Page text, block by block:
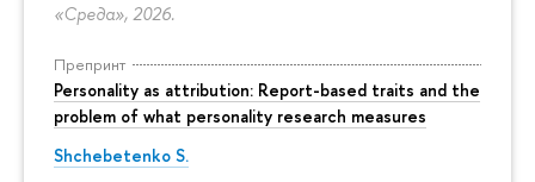
«Среда», 2026.
Препринт
Personality as attribution: Report-based traits and the
problem of what personality research measures
Shchebetenko S.